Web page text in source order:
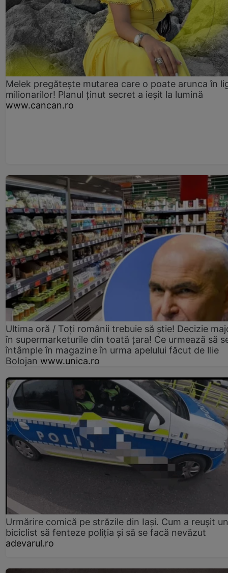
Melek pregătește mutarea care o poate arunca în
milionarilor! Planul ținut secret a ieșit la lumină
www.cancan.ro
Ultima oră / Toți românii trebuie să știe! Decizie
în supermarketurile din toată țara! Ce urmează să
întâmple în magazine în urma apelului făcut de Ilie
Bolojan www.unica.ro
Urmărire comică pe străzile din Iași. Cum a reușit un
biciclist să fenteze poliția și să se facă nevăzut
adevarul.ro